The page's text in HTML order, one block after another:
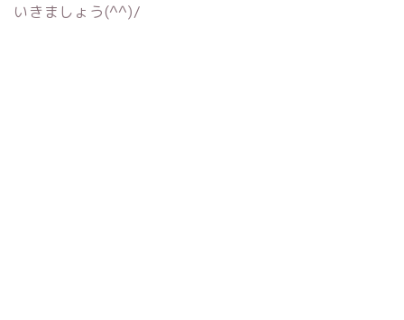
いきましょう(^^)/